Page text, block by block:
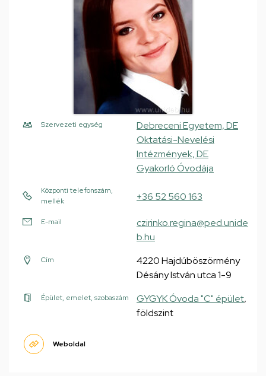
Szervezeti egység
Debreceni Egyetem, DE
Oktatási-Nevelési
Intézmények, DE
Gyakorló Óvodája
Központi telefonszám,
mellék
+36 52 560 163
E-mail
czirinko.regina@ped.unide
b.hu
Cím
4220 Hajdúböszörmény
Désány István utca 1-9
Épület, emelet, szobaszám GYGYK Óvoda "C" épület,
földszint
Weboldal